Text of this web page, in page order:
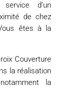
d’un
de chez
êtes à la
Couverture
la réalisation
la